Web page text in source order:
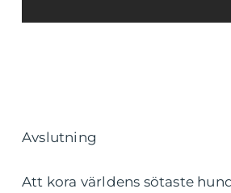
Avslutning
Att kora världens sötaste